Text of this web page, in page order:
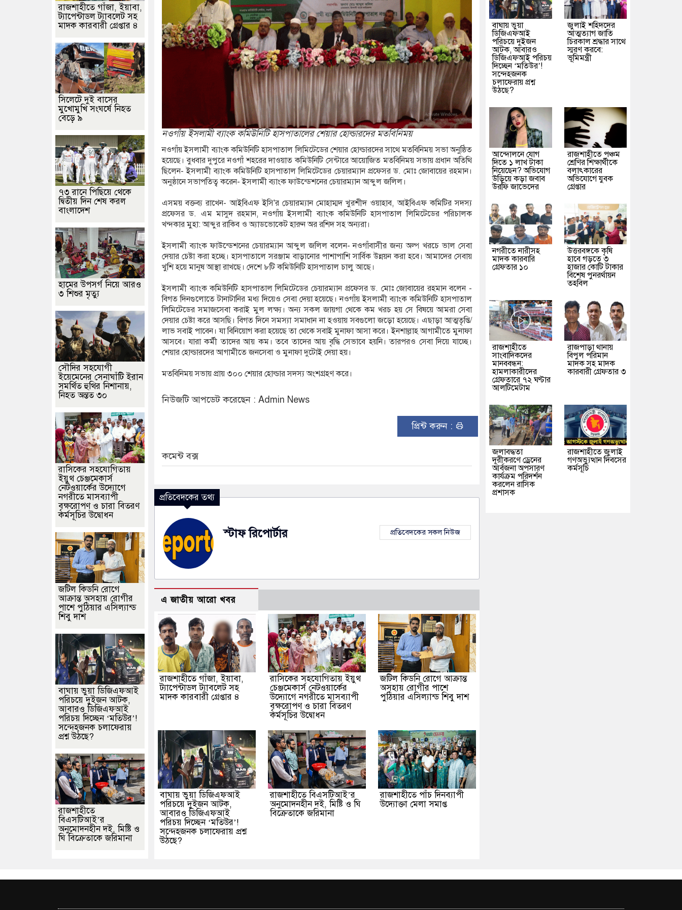
ও গাঁজাসহ ৬ মাদক কারবারি গ্রেফতার পুনর্বাসন ছাড়া বস্তি উচ্ছেদ বন্ধের দাবিতে রাজশাহীতে মানববন্ধন
সংবাদ সম্মেলনে ক্ষোভ ভুক্তভোগীর পরিবারের আসামে ভয়াবহ বন্যায় মৃত বেড়ে ৯৫, ক্ষতিগ্রস্ত ১১ লাখ মানুষ
নওগাঁয় ইসলামী ব্যাংক কমিউনিটি হাসপাতালের শেয়ার হোল্ডারদের মতবিনিময়
নওগাঁয় ইসলামী ব্যাংক কমিউনিটি হাসপাতাল লিমিটেডের শেয়ার হোল্ডারদের সাথে মতবিনিময় সভা অনুষ্ঠিত
হয়েছে। বুধবার দুপুরে নওগাঁ শহরের দাওয়াত কমিউনিটি সেন্টারে আয়োজিত মতবিনিময় সভায় প্রধান অতিথি
ছিলেন- ইসলামী ব্যাংক কমিউনিটি হাসপাতাল লিমিটেডের চেয়ারম্যান প্রফেসর ড. মোঃ জোবায়ের রহমান।
অনুষ্ঠানে সভাপতিত্ব করেন- ইসলামী ব্যাংক ফাউন্ডেশনের চেয়ারম্যান আব্দুল জলিল।
এসময় বক্তব্য রাখেন- আইবিএফ ইসি'র চেয়ারম্যান মোহাম্মদ খুরশীদ ওয়াহাব, আইবিএফ কমিটির সদস্য
প্রফেসর ড. এম মাসুদ রহমান, নওগাঁয় ইসলামী ব্যাংক কমিউনিটি হাসপাতাল লিমিটেডের পরিচালক
খন্দকার মুহা: আব্দুর রাকিব ও অ্যাডভোকেট হারুন অর রশিদ সহ অন্যরা।
ইসলামী ব্যাংক ফাউন্ডেশনের চেয়ারম্যান আব্দুল জলিল বলেন- নওগাঁবাসীর জন্য অল্প খরচে ভাল সেবা
দেয়ার চেষ্টা করা হচ্ছে। হাসপাতালে সরঞ্জাম বাড়ানোর পাশাপাশি সার্বিক উন্নয়ন করা হবে। আমাদের সেবায়
খুশি হয়ে মানুষ আস্থা রাখছে। দেশে ৮টি কমিউনিটি হাসপাতাল চালু আছে।
ইসলামী ব্যাংক কমিউনিটি হাসপাতাল লিমিটেডের চেয়ারম্যান প্রফেসর ড. মোঃ জোবায়ের রহমান বলেন -
বিগত দিনগুলোতে টানাটানির মধ্য দিয়েও সেবা দেয়া হয়েছে। নওগাঁয় ইসলামী ব্যাংক কমিউনিটি হাসপাতাল
লিমিটেডের সমাজসেবা করাই মুল লক্ষ্য। অন্য সকল জায়গা থেকে কম খরচ হয় সে বিষয়ে আমরা সেবা
দেয়ার চেষ্টা করে আসছি। বিগত দিনে সমস্যা সমাধান না হওয়ায় সবগুলো জড়ো হয়েছে। এছাড়া আত্মতৃপ্তি/
লাভ সবাই পাবেন। যা বিনিয়োগ করা হয়েছে তা থেকে সবাই মুনাফা আসা করে। ইনশাল্লাহ আগামীতে মুনাফা
আসবে। যারা কর্মী তাদের আয় কম। তবে তাদের আয় বৃদ্ধি সেভাবে হয়নি। তারপরও সেবা দিয়ে যাচ্ছে।
শেয়ার হোল্ডারদের আগামীতে জনসেবা ও মুনাফা দুটোই দেয়া হয়।
মতবিনিময় সভায় প্রায় ৩০০ শেয়ার হোল্ডার সদস্য অংশগ্রহণ করে।
নিউজটি আপডেট করেছেন : Admin News
প্রিন্ট করুন :
কমেন্ট বক্স
প্রতিবেদকের তথ্য
স্টাফ রিপোর্টার প্রতিবেদকের সকল নিউজ
এ জাতীয় আরো খবর
রাজশাহীতে গাঁজা, ইয়াবা,
ট্যাপেন্টাডল ট্যাবলেট সহ
মাদক কারবারী গ্রেপ্তার ৪
রাসিকের সহযোগিতায় ইয়ুথ
চেঞ্জমেকার্স নেটওয়ার্কের
উদ্যোগে নগরীতে মাসব্যাপী
বৃক্ষরোপণ ও চারা বিতরণ
কর্মসূচির উদ্বোধন
জটিল কিডনি রোগে আক্রান্ত
অসহায় রোগীর পাশে
পুঠিয়ার এসিল্যান্ড শিবু দাশ
বাঘায় ভুয়া ডিজিএফআই
পরিচয়ে দুইজন আটক,
আবারও ডিজিএফআই
পরিচয় দিচ্ছেন ‘মতিউর’!
সন্দেহজনক চলাফেরায় প্রশ্ন
উঠছে?
রাজশাহীতে বিএসটিআই’র
অনুমোদনহীন দই, মিষ্টি ও ঘি
বিক্রেতাকে জরিমানা
রাজশাহীতে পাঁচ দিনব্যাপী
উদ্যোক্তা মেলা সমাপ্ত
রাজশাহীতে গাঁজা, ইয়াবা,
ট্যাপেন্টাডল ট্যাবলেট সহ
মাদক কারবারী গ্রেপ্তার ৪
সিলেটে দুই বাসের
মুখোমুখি সংঘর্ষে নিহত
বেড়ে ৯
৭৩ রানে পিছিয়ে থেকে
দ্বিতীয় দিন শেষ করল
বাংলাদেশ
হামের উপসর্গ নিয়ে আরও
৩ শিশুর মৃত্যু
সৌদির সহযোগী
ইয়েমেনের সেনাঘাঁটি ইরান
সমর্থিত হুথির নিশানায়,
নিহত অন্তত ৩০
রাসিকের সহযোগিতায়
ইয়ুথ চেঞ্জমেকার্স
নেটওয়ার্কের উদ্যোগে
নগরীতে মাসব্যাপী
বৃক্ষরোপণ ও চারা বিতরণ
কর্মসূচির উদ্বোধন
জটিল কিডনি রোগে
আক্রান্ত অসহায় রোগীর
পাশে পুঠিয়ার এসিল্যান্ড
শিবু দাশ
বাঘায় ভুয়া ডিজিএফআই
পরিচয়ে দুইজন আটক,
আবারও ডিজিএফআই
পরিচয় দিচ্ছেন ‘মতিউর’!
সন্দেহজনক চলাফেরায়
প্রশ্ন উঠছে?
রাজশাহীতে
বিএসটিআই’র
অনুমোদনহীন দই, মিষ্টি ও
ঘি বিক্রেতাকে জরিমানা
বাঘায় ভুয়া
ডিজিএফআই
পরিচয়ে দুইজন
আটক, আবারও
ডিজিএফআই পরিচয়
দিচ্ছেন ‘মতিউর’!
সন্দেহজনক
চলাফেরায় প্রশ্ন
উঠছে?
জুলাই শহিদদের
আত্মত্যাগ জাতি
চিরকাল শ্রদ্ধার সাথে
স্মরণ করবে:
ভূমিমন্ত্রী
আন্দোলনে যোগ
দিতে ১ লাখ টাকা
নিয়েছেন? অভিযোগ
উড়িয়ে কড়া জবাব
উরফি জাভেদের
রাজশাহীতে পঞ্চম
শ্রেণির শিক্ষার্থীকে
বলাৎকারের
অভিযোগে যুবক
গ্রেপ্তার
নগরীতে নারীসহ
মাদক কারবারি
গ্রেফতার ১০
উত্তরবঙ্গকে কৃষি
হাবে গড়তে ৩
হাজার কোটি টাকার
বিশেষ পুনরর্থায়ন
তহবিল
রাজশাহীতে
সাংবাদিকদের
মানববন্ধন:
হামলাকারীদের
গ্রেফতারে ৭২ ঘণ্টার
আলটিমেটাম
রাজপাড়া থানায়
বিপুল পরিমান
মাদক সহ মাদক
কারবারী গ্রেফতার ৩
জলাবদ্ধতা
দূরীকরণে ড্রেনের
আর্বজনা অপসারণ
কার্যক্রম পরিদর্শন
করলেন রাসিক
প্রশাসক
রাজশাহীতে জুলাই
গণঅভ্যুত্থান দিবসের
কর্মসূচি